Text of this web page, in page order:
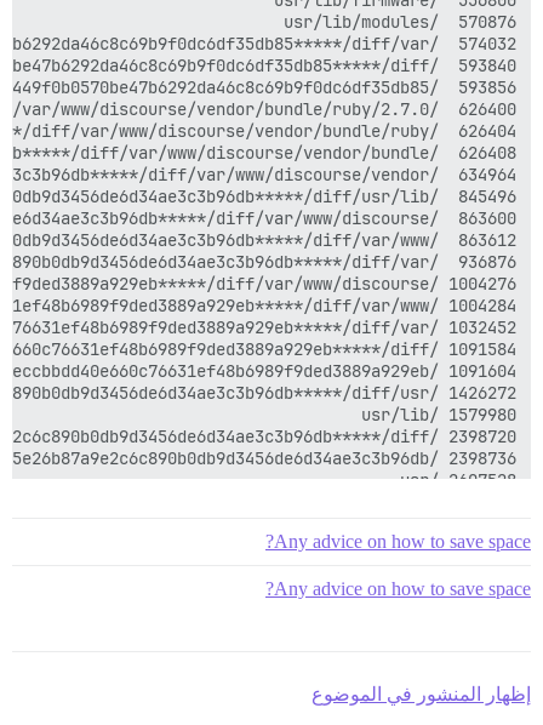
10220684        /
Any advice on how to save space?
Any advice on how to save space?
إظهار المنشور في الموضوع